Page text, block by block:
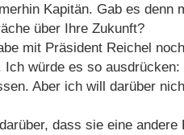
Kapitän. Gab es denn
über Ihre Zukunft?
mit Präsident Reichel
Ich würde es so
Aber ich will darüber
dass sie eine andere